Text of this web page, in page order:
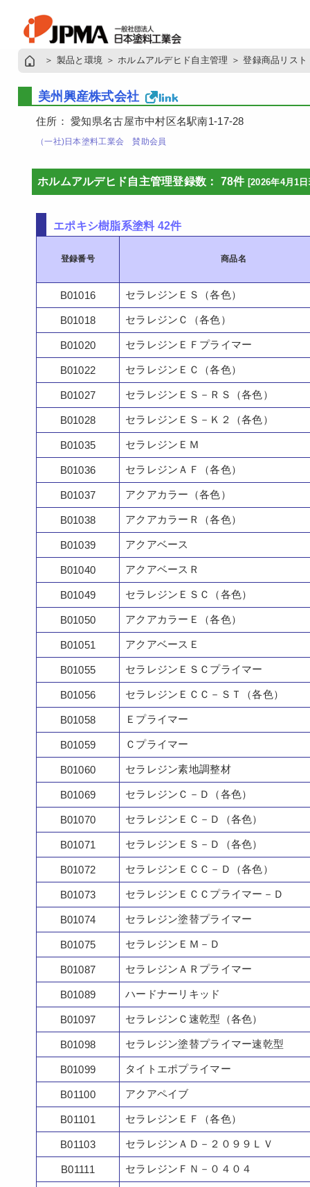
＞ 製品と環境 ＞ホルムアルデヒド自主管理 ＞登録商品リスト
美州興産株式会社
住所： 愛知県名古屋市中村区名駅南1-17-28
（一社)日本塗料工業会 賛助会員
ホルムアルデヒド自主管理登録数： 78件 [2026年4月1
エポキシ樹脂系塗料 42件
登録番号 商品名
B01016 セラレジンＥＳ（各色）
B01018 セラレジンＣ（各色）
B01020 セラレジンＥＦプライマー
B01022 セラレジンＥＣ（各色）
B01027 セラレジンＥＳ－ＲＳ（各色）
B01028 セラレジンＥＳ－Ｋ２（各色）
B01035 セラレジンＥＭ
B01036 セラレジンＡＦ（各色）
B01037 アクアカラー（各色）
B01038 アクアカラーＲ（各色）
B01039 アクアベース
B01040 アクアベースＲ
B01049 セラレジンＥＳＣ（各色）
B01050 アクアカラーＥ（各色）
B01051 アクアベースＥ
B01055 セラレジンＥＳＣプライマー
B01056 セラレジンＥＣＣ－ＳＴ（各色）
B01058 Ｅプライマー
B01059 Ｃプライマー
B01060 セラレジン素地調整材
B01069 セラレジンＣ－Ｄ（各色）
B01070 セラレジンＥＣ－Ｄ（各色）
B01071 セラレジンＥＳ－Ｄ（各色）
B01072 セラレジンＥＣＣ－Ｄ（各色）
B01073 セラレジンＥＣＣプライマー－Ｄ
B01074 セラレジン塗替プライマー
B01075 セラレジンＥＭ－Ｄ
B01087 セラレジンＡＲプライマー
B01089 ハードナーリキッド
B01097 セラレジンＣ速乾型（各色）
B01098 セラレジン塗替プライマー速乾型
B01099 タイトエポプライマー
B01100 アクアペイブ
B01101 セラレジンＥＦ（各色）
B01103 セラレジンＡＤ－２０９９ＬＶ
B01111 セラレジンＦＮ－０４０４